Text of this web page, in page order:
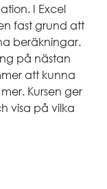
I Excel
fast grund att
beräkningar.
på nästan
att kunna
Kursen ger
visa på vilka